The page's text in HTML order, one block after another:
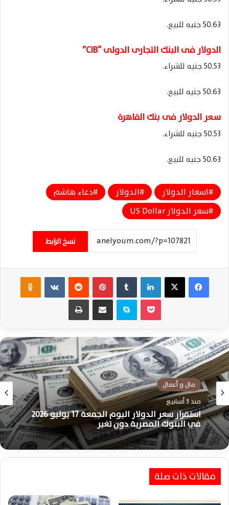
50.63 جنيه للبيع.
الدولار فى البنك التجارى الدولى “CIB”
50.53 جنيه للشراء.
50.63 جنيه للبيع.
سعر الدولار فى بنك القاهرة
50.53 جنيه للشراء.
50.63 جنيه للبيع.
اسعار الدولار الدولار
دعاء هاشم
سعر الدولار US Dollar
نسخ الرابط
فيسبوك ‫X لينكدإن بينتيريست ‏VKontakte
سكايب مشاركة عبر البريد طباعة
مال و أعمال
منذ 3 أسابيع
استقرار سعر الدولار اليوم الجمعة 17 يوليو 2026
في البنوك المصرية دون تغير
مقالات ذات صلة